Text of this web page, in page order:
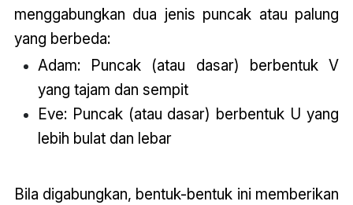
menggabungkan dua jenis puncak atau palung
yang berbeda:
Adam: Puncak (atau dasar) berbentuk V
yang tajam dan sempit
Eve: Puncak (atau dasar) berbentuk U yang
lebih bulat dan lebar
Bila digabungkan, bentuk-bentuk ini memberikan